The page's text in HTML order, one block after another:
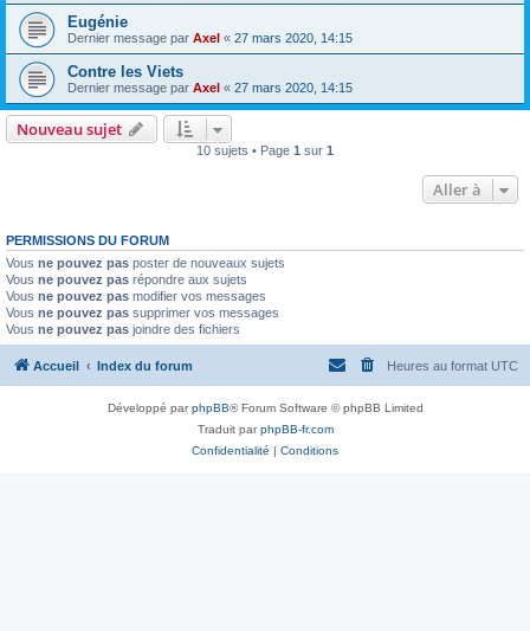
Eugénie
Dernier message par Axel « 27 mars 2020, 14:15
Contre les Viets
Dernier message par Axel « 27 mars 2020, 14:15
Nouveau sujet
10 sujets • Page 1 sur 1
Aller à
PERMISSIONS DU FORUM
Vous ne pouvez pas poster de nouveaux sujets
Vous ne pouvez pas répondre aux sujets
Vous ne pouvez pas modifier vos messages
Vous ne pouvez pas supprimer vos messages
Vous ne pouvez pas joindre des fichiers
Accueil Index du forum Heures au format UTC
Développé parphpBB® Forum Software © phpBB Limited
Traduit parphpBB-fr.com
Confidentialité | Conditions